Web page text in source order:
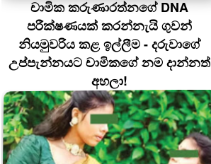
චාමික කරුණාරත්නගේ DNA
පරීක්ෂණයක් කරන්නැයි ගුවන්
නියමුවරිය කළ ඉල්ලීම - දරුවාගේ
උප්පැන්නයට චාමිකගේ නම දාන්නත්
අහලා!